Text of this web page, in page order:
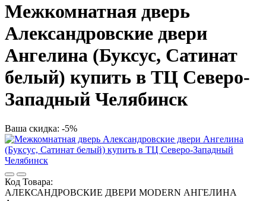
Межкомнатная дверь
Александровские двери
Ангелина (Буксус, Сатинат
белый) купить в ТЦ Северо-
Западный Челябинск
Ваша скидка: -5%
Код Товара:
АЛЕКСАНДРОВСКИЕ ДВЕРИ MODERN АНГЕЛИНА